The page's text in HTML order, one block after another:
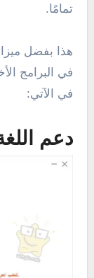
تمامًا.
هذا بفضل
في البرامج
في الآتي:
دعم